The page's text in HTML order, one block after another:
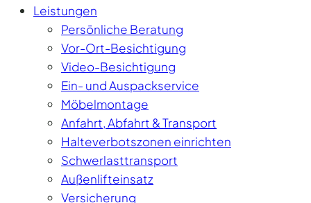
Leistungen
Persönliche Beratung
Vor-Ort-Besichtigung
Video-Besichtigung
Ein- und Auspackservice
Möbelmontage
Anfahrt, Abfahrt & Transport
Halteverbotszonen einrichten
Schwerlasttransport
Außenlifteinsatz
Versicherung